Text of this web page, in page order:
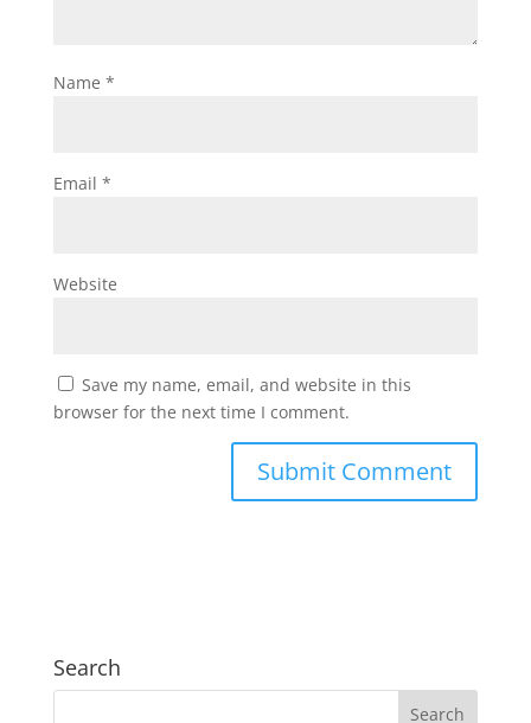
Name *
Email *
Website
Save my name, email, and website in this
browser for the next time I comment.
Search